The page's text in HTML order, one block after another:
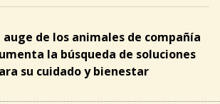
auge de los animales de compañía
la búsqueda de soluciones
su cuidado y bienestar